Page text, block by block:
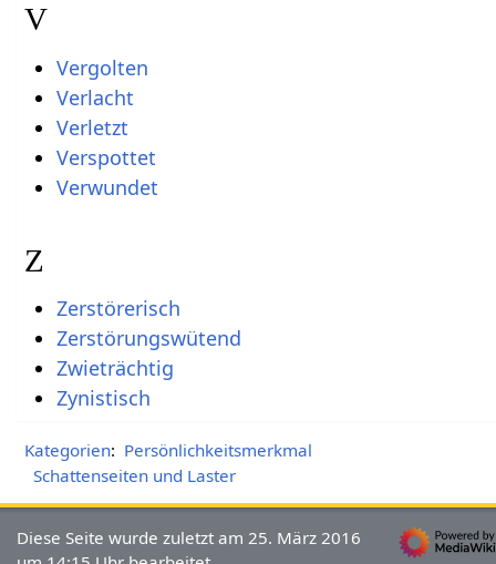
V
Vergolten
Verlacht
Verletzt
Verspottet
Verwundet
Z
Zerstörerisch
Zerstörungswütend
Zwieträchtig
Zynistisch
Kategorien: Persönlichkeitsmerkmal
Schattenseiten und Laster
Diese Seite wurde zuletzt am 25. März 2016